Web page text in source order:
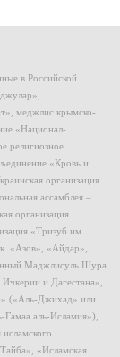
в Российской
меджлис крымско-
«Национал-
религиозное
«Кровь и
организация
ассамблея –
организация
«Тризуб им.
«Азов», «Айдар»,
Маджлисуль Шура
и Дагестана»,
(«Аль-Джихад» или
аль-Исламия»),
«Исламская